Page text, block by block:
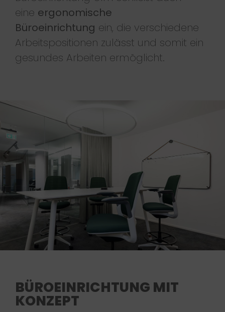
eine ergonomische
Büroeinrichtung ein, die verschiedene
Arbeitspositionen zulässt und somit ein
gesundes Arbeiten ermöglicht.
BÜROEINRICHTUNG MIT
KONZEPT